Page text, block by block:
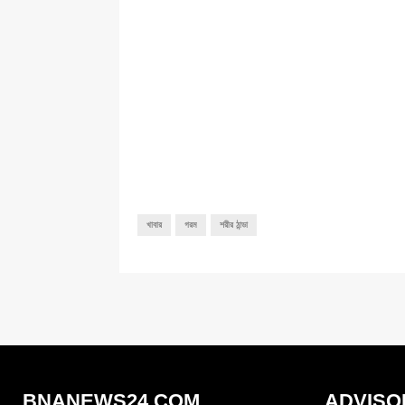
খাবার গরম শরীর ঠান্ডা
BNANEWS24.COM